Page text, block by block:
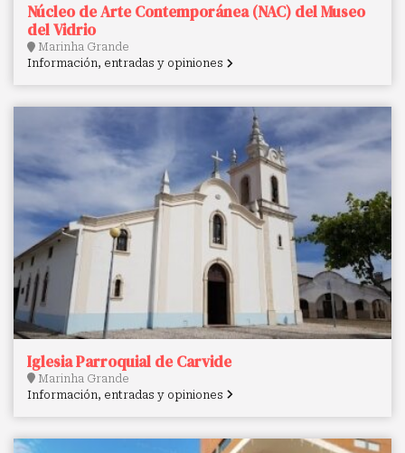
Núcleo de Arte Contemporánea (NAC) del Museo
del Vidrio
Marinha Grande
Información, entradas y opiniones
Iglesia Parroquial de Carvide
Marinha Grande
Información, entradas y opiniones